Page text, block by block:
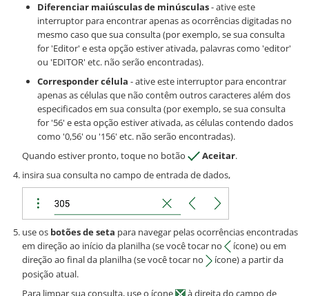
Diferenciar maiúsculas de minúsculas- ative este
interruptor para encontrar apenas as ocorrências digitadas no
mesmo caso que sua consulta (por exemplo, se sua consulta
for 'Editor' e esta opção estiver ativada, palavras como 'editor'
ou 'EDITOR' etc. não serão encontradas).
Corresponder célula - ative este interruptor para encontrar
apenas as células que não contêm outros caracteres além dos
especificados em sua consulta (por exemplo, se sua consulta
for '56' e esta opção estiver ativada, as células contendo dados
como '0,56' ou '156' etc. não serão encontradas).
Quando estiver pronto, toque no botão
Aceitar.
insira sua consulta no campo de entrada de dados,
use os botões de seta para navegar pelas ocorrências encontradas
em direção ao início da planilha (se você tocar no
ícone) ou em
direção ao final da planilha (se você tocar no
ícone) a partir da
posição atual.
Para limpar sua consulta, use o ícone
à direita do campo de